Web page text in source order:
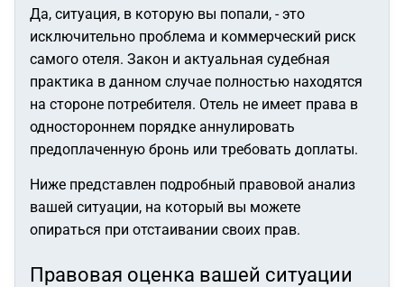
Да, ситуация, в которую вы попали, - это
исключительно проблема и коммерческий риск
самого отеля. Закон и актуальная судебная
практика в данном случае полностью находятся
на стороне потребителя. Отель не имеет права в
одностороннем порядке аннулировать
предоплаченную бронь или требовать доплаты.
Ниже представлен подробный правовой анализ
вашей ситуации, на который вы можете
опираться при отстаивании своих прав.
Правовая оценка вашей ситуации